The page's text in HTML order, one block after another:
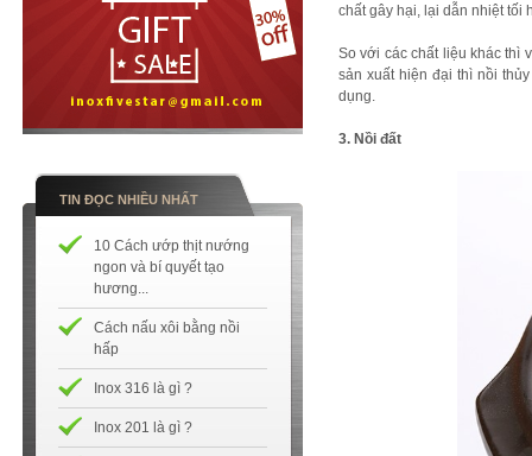
TIN ĐỌC NHIỀU NHẤT
10 Cách ướp thịt nướng
ngon và bí quyết tạo
hương...
Cách nấu xôi bằng nồi
hấp
Inox 316 là gì ?
Inox 201 là gì ?
chất gây hại, lại dẫn nhiệt tối
So với các chất liệu khác thì
sản xuất hiện đại thì nồi
dụng.
3. Nồi đất